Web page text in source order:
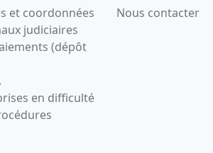
et coordonnées
judiciaires
(dépôt
en difficulté
Nous contacter